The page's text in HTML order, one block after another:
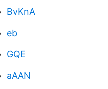
BvKnA
eb
GQE
aAAN